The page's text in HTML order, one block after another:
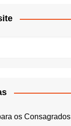
os Consagrados